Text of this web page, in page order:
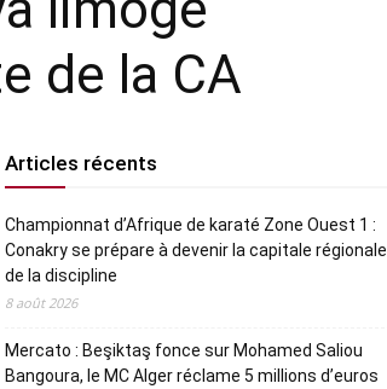
de la CA
Articles récents
Championnat d’Afrique de karaté Zone Ouest 1 :
Conakry se prépare à devenir la capitale régionale
de la discipline
8 août 2026
Mercato : Beşiktaş fonce sur Mohamed Saliou
Bangoura, le MC Alger réclame 5 millions d’euros